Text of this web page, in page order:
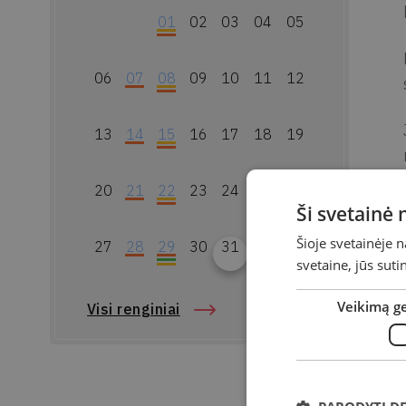
01 02 03 04 05
06 07 08 09 10 11 12
13 14 15 16 17 18 19
20 21 22 23 24
27 28 29 30 31
Visi renginiai
Ši svetainė
Šioje svetainėje
svetaine, jūs
Veikimą